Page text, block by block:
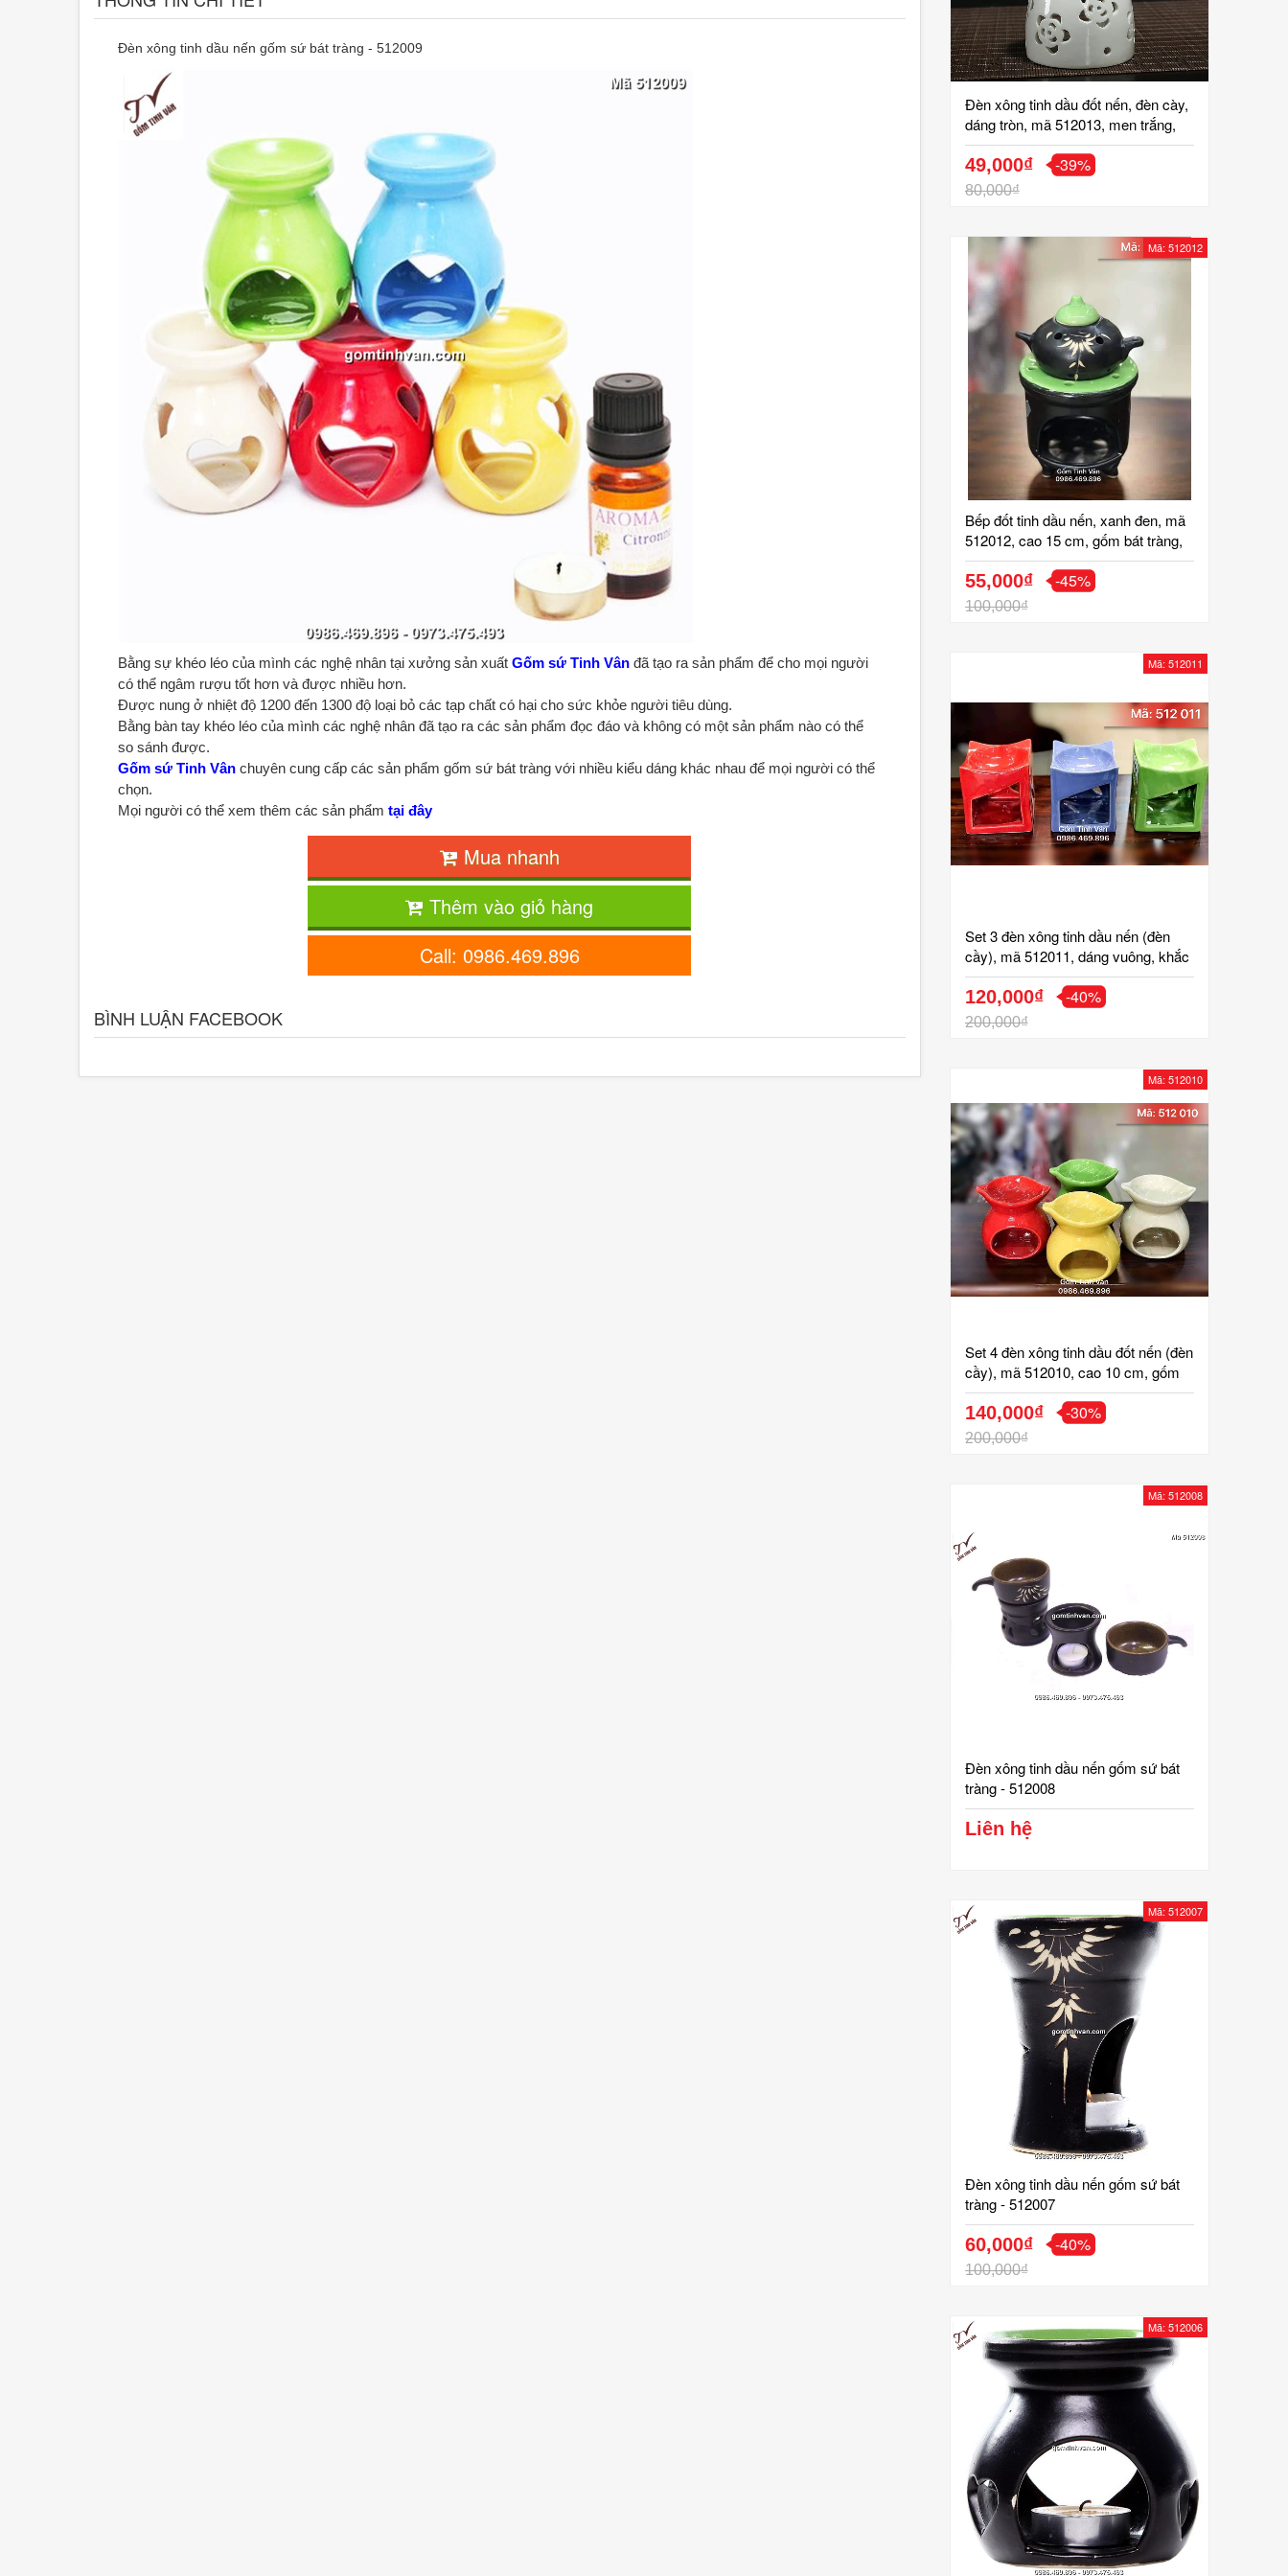
Đèn xông tinh dầu nến gốm sứ bát tràng - 512009
Bằng sự khéo léo của mình các nghệ nhân tại xưởng sản xuất Gốm sứ Tinh Vân đã tạo ra sản phẩm để cho mọi người
có thể ngâm rượu tốt hơn và được nhiều hơn.
Được nung ở nhiệt độ 1200 đến 1300 độ loại bỏ các tạp chất có hại cho sức khỏe người tiêu dùng.
Bằng bàn tay khéo léo của mình các nghệ nhân đã tạo ra các sản phẩm đọc đáo và không có một sản phẩm nào có thể
so sánh được.
Gốm sứ Tinh Vân chuyên cung cấp các sản phẩm gốm sứ bát tràng với nhiều kiểu dáng khác nhau để mọi người có thể
chọn.
Mọi người có thể xem thêm các sản phẩm tại đây
Mua nhanh
Thêm vào giỏ hàng
Call: 0986.469.896
BÌNH LUẬN FACEBOOK
Đèn xông tinh dầu đốt nến, đèn cày,
dáng tròn, mã 512013, men trắng,
khắc hoa văn sắc nét, cao 8,5 đk
7,3 cm, khử khuẩn, đuổi muỗi, diệt
virus, gốm sứ bát tràng tinh vân
49,000₫
80,000₫
-39%
Mã: 512012
Bếp đốt tinh dầu nến, xanh đen, mã
512012, cao 15 cm, gốm bát tràng,
tinh vân
55,000₫
100,000₫
-45%
Mã: 512011
Set 3 đèn xông tinh dầu nến (đèn
cầy), mã 512011, dáng vuông, khắc
hoa văn, gốm bát tràng, tinh vân
120,000₫
200,000₫
-40%
Mã: 512010
Set 4 đèn xông tinh dầu đốt nến (đèn
cầy), mã 512010, cao 10 cm, gốm
bát tràng, tinh vân
140,000₫
200,000₫
-30%
Mã: 512008
Đèn xông tinh dầu nến gốm sứ bát
tràng - 512008
Liên hệ
Mã: 512007
Đèn xông tinh dầu nến gốm sứ bát
tràng - 512007
60,000₫
100,000₫
-40%
Mã: 512006